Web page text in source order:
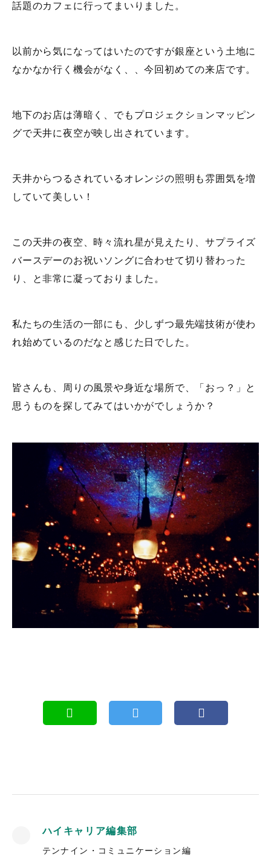
話題のカフェに行ってまいりました。
以前から気になってはいたのですが銀座という土地に
なかなか行く機会がなく、、今回初めての来店です。
地下のお店は薄暗く、でもプロジェクションマッピン
グで天井に夜空が映し出されています。
天井からつるされているオレンジの照明も雰囲気を増
していて美しい！
この天井の夜空、時々流れ星が見えたり、サプライズ
バースデーのお祝いソングに合わせて切り替わった
り、と非常に凝っておりました。
私たちの生活の一部にも、少しずつ最先端技術が使わ
れ始めているのだなと感じた日でした。
皆さんも、周りの風景や身近な場所で、「おっ？」と
思うものを探してみてはいかがでしょうか？
ハイキャリア編集部
テンナイン・コミュニケーション編